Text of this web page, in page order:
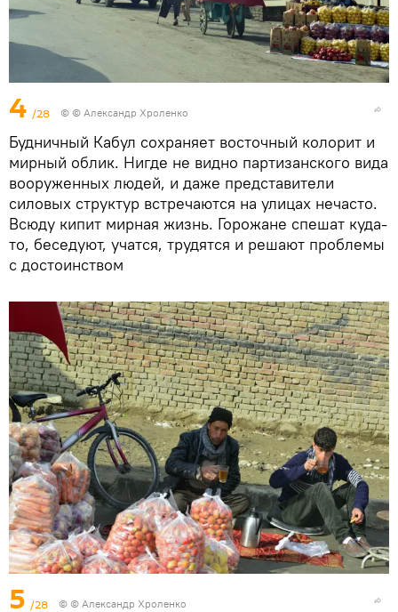
4 /28 © © Александр Хроленко
Будничный Кабул сохраняет восточный колорит и
мирный облик. Нигде не видно партизанского вида
вооруженных людей, и даже представители
силовых структур встречаются на улицах нечасто.
Всюду кипит мирная жизнь. Горожане спешат куда-
то, беседуют, учатся, трудятся и решают проблемы
с достоинством
5 /28 © © Александр Хроленко